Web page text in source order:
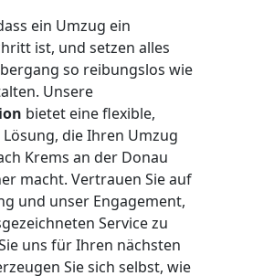
ein Umzug ein
ist, und setzen alles
so reibungslos wie
Unsere
bietet eine flexible,
die Ihren Umzug
Krems an der Donau
macht. Vertrauen Sie auf
und unser Engagement,
Service zu
uns für Ihren nächsten
Sie sich selbst, wie